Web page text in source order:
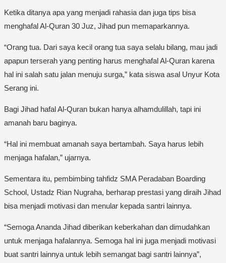
Ketika ditanya apa yang menjadi rahasia dan juga tips bisa
menghafal Al-Quran 30 Juz, Jihad pun memaparkannya.
“Orang tua. Dari saya kecil orang tua saya selalu bilang, mau jadi
apapun terserah yang penting harus menghafal Al-Quran karena
hal ini salah satu jalan menuju surga,” kata siswa asal Unyur Kota
Serang ini.
Bagi Jihad hafal Al-Quran bukan hanya alhamdulillah, tapi ini
amanah baru baginya.
“Hal ini membuat amanah saya bertambah. Saya harus lebih
menjaga hafalan,” ujarnya.
Sementara itu, pembimbing tahfidz SMA Peradaban Boarding
School, Ustadz Rian Nugraha, berharap prestasi yang diraih Jihad
bisa menjadi motivasi dan menular kepada santri lainnya.
“Semoga Ananda Jihad diberikan keberkahan dan dimudahkan
untuk menjaga hafalannya. Semoga hal ini juga menjadi motivasi
buat santri lainnya untuk lebih semangat bagi santri lainnya”,